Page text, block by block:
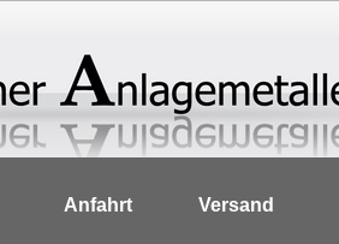
Anfahrt Versand